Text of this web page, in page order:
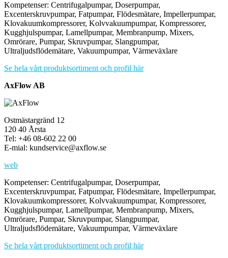
Kompetenser: Centrifugalpumpar, Doserpumpar,
Excenterskruvpumpar, Fatpumpar, Flödesmätare, Impellerpumpar,
Klovakuumkompressorer, Kolvvakuumpumpar, Kompressorer,
Kugghjulspumpar, Lamellpumpar, Membranpump, Mixers,
Omrörare, Pumpar, Skruvpumpar, Slangpumpar,
Ultraljudsflödemätare, Vakuumpumpar, Värmeväxlare
Se hela vårt produktsortiment och profil här
AxFlow AB
Ostmästargränd 12
120 40 Årsta
Tel: +46 08-602 22 00
E-mial: kundservice@axflow.se
web
Kompetenser: Centrifugalpumpar, Doserpumpar,
Excenterskruvpumpar, Fatpumpar, Flödesmätare, Impellerpumpar,
Klovakuumkompressorer, Kolvvakuumpumpar, Kompressorer,
Kugghjulspumpar, Lamellpumpar, Membranpump, Mixers,
Omrörare, Pumpar, Skruvpumpar, Slangpumpar,
Ultraljudsflödemätare, Vakuumpumpar, Värmeväxlare
Se hela vårt produktsortiment och profil här